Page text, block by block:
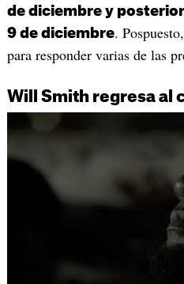
de diciembre y
9 de diciembre.
para responder varias de las
Will Smith regresa al